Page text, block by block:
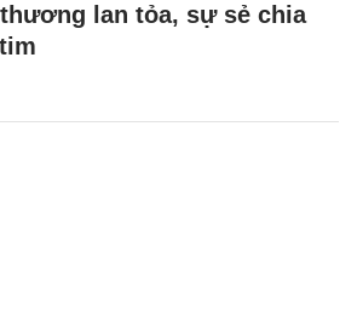
lan tỏa, sự sẻ chia